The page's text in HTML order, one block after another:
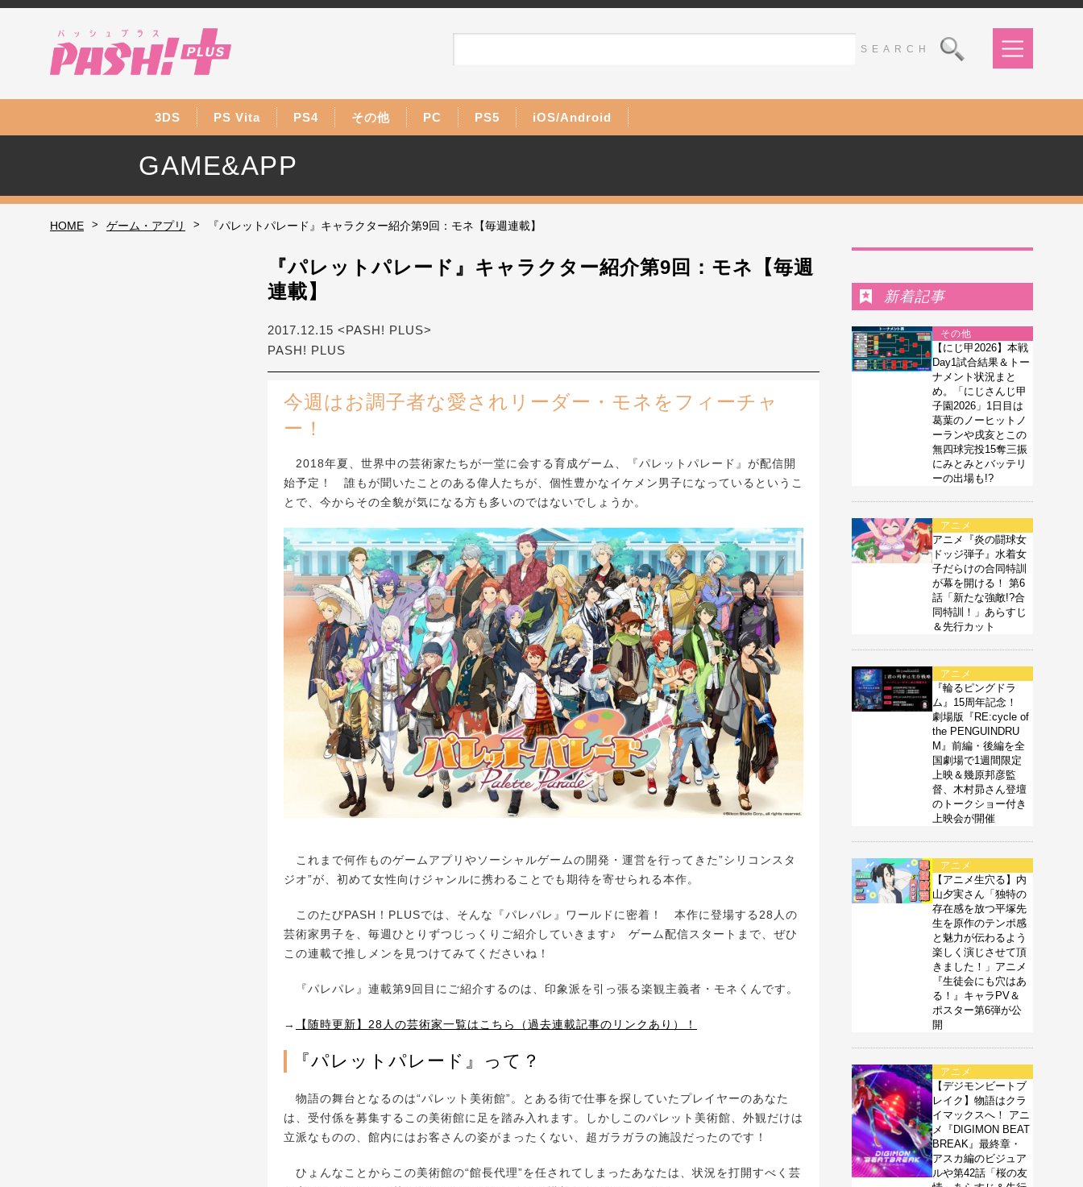
3DS PS Vita PS4 その他 PC PS5 iOS/Android
GAME&APP
HOME > ゲーム・アプリ > 『パレットパレード』キャラクター紹介第9回：モネ【毎週連載】
『パレットパレード』キャラクター紹介第9回：モネ【毎週
連載】
2017.12.15 <PASH! PLUS>
PASH! PLUS
今週はお調子者な愛されリーダー・モネをフィーチャ
ー！
2018年夏、世界中の芸術家たちが一堂に会する育成ゲーム、『パレットパレード』が配信開
始予定！ 誰もが聞いたことのある偉人たちが、個性豊かなイケメン男子になっているというこ
とで、今からその全貌が気になる方も多いのではないでしょうか。
これまで何作ものゲームアプリやソーシャルゲームの開発・運営を行ってきた”シリコンスタ
ジオ”が、初めて女性向けジャンルに携わることでも期待を寄せられる本作。
このたびPASH！PLUSでは、そんな『パレパレ』ワールドに密着！ 本作に登場する28人の
芸術家男子を、毎週ひとりずつじっくりご紹介していきます♪ ゲーム配信スタートまで、ぜひ
この連載で推しメンを見つけてみてくださいね！
『パレパレ』連載第9回目にご紹介するのは、印象派を引っ張る楽観主義者・モネくんです。
→ 【随時更新】28人の芸術家一覧はこちら（過去連載記事のリンクあり）！
『パレットパレード』って？
物語の舞台となるのは“パレット美術館”。とある街で仕事を探していたプレイヤーのあなた
は、受付係を募集するこの美術館に足を踏み入れます。しかしこのパレット美術館、外観だけは
立派なものの、館内にはお客さんの姿がまったくない、超ガラガラの施設だったのです！
ひょんなことからこの美術館の“館長代理”を任されてしまったあなたは、状況を打開すべく芸
新着記事
その他
【にじ甲2026】本戦
Day1試合結果＆トー
ナメント状況まと
め。「にじさんじ甲
子園2026」1日目は
葛葉のノーヒットノ
ーランや戌亥とこの
無四球完投15奪三振
にみとみとバッテリ
ーの出場も!?
アニメ
アニメ『炎の闘球女
ドッジ弾子』水着女
子だらけの合同特訓
が幕を開ける！ 第6
話「新たな強敵!?合
同特訓！」あらすじ
＆先行カット
アニメ
『輪るピングドラ
ム』15周年記念！
劇場版『RE:cycle of
the PENGUINDRU
M』前編・後編を全
国劇場で1週間限定
上映＆幾原邦彦監
督、木村昴さん登壇
のトークショー付き
上映会が開催
アニメ
【アニメ生穴る】内
山夕実さん「独特の
存在感を放つ平塚先
生を原作のテンポ感
と魅力が伝わるよう
楽しく演じさせて頂
きました！」アニメ
『生徒会にも穴はあ
る！』キャラPV＆
ポスター第6弾が公
開
アニメ
【デジモンビートブ
レイク】物語はクラ
イマックスへ！ アニ
メ『DIGIMON BEAT
BREAK』最終章・
アスカ編のビジュア
ルや第42話「桜の友